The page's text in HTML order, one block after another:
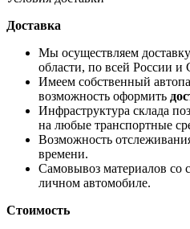
Доставка
Мы осуществляем
области, по всей России и
Имеем собственный
возможность оформить
Инфраструктура склада
на любые транспортные
Возможность
времени.
Самовывоз материалов со
личном автомобиле.
Стоимость